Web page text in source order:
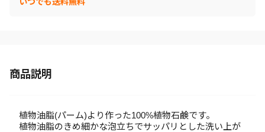
商品説明
植物油脂(パーム)より作った100%植物石鹸です。
植物油脂のきめ細かな泡立ちでサッパリとした洗い上が